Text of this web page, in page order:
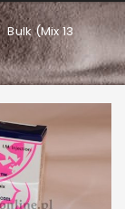
Bulk (Mix 13